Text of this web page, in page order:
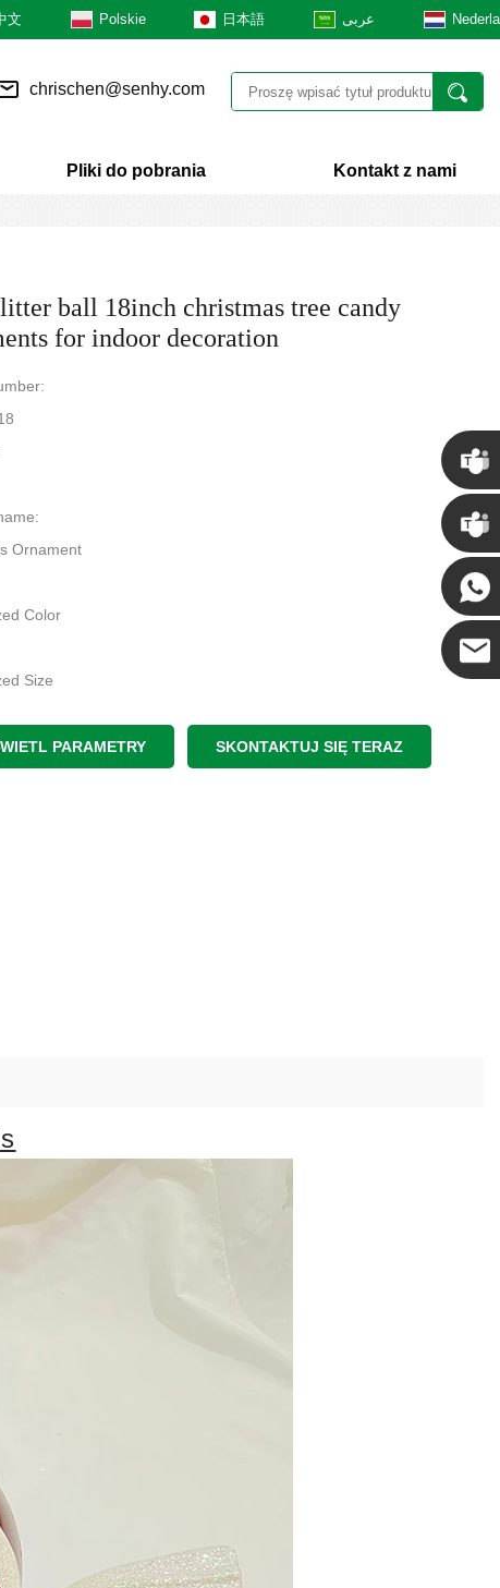
文 Polskie 日本語 عربى
chrischen@senhy.com
Pliki do pobrania Kontakt z nami
ball 18inch christmas tree candy
for indoor decoration
Ornament
Color
Size
Home Decoration
PARAMETRY SKONTAKTUJ SIĘ TERAZ
Chris
Kenny